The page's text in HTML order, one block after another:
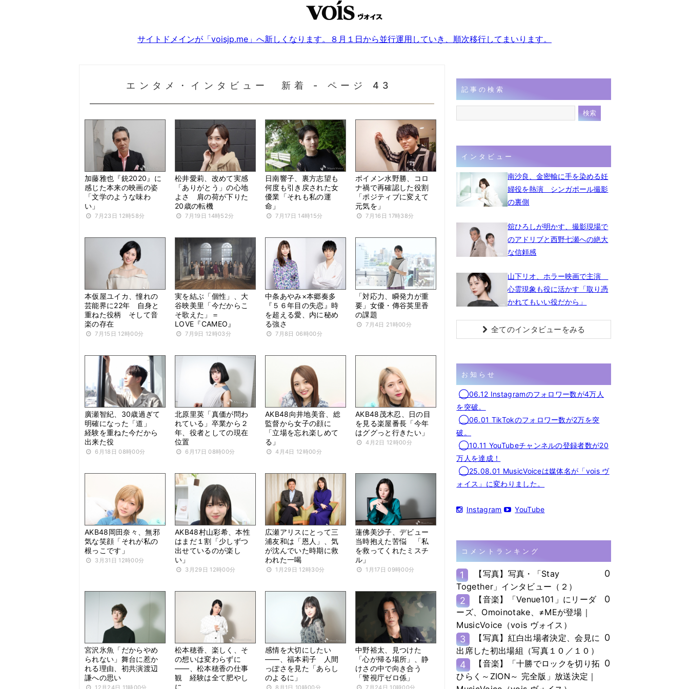
サイトドメインが「voisjp.me」へ新しくなります。８月１日から並行運用していき、順次移行してまいります。
エンタメ・インタビュー 新着 - ページ 43
加藤雅也『銃2020』に
感じた本来の映画の姿
「文学のような味わ
い」
7月23日 12時58分
松井愛莉、改めて実感
「ありがとう」の心地
よさ 肩の荷が下りた
20歳の転機
7月19日 14時52分
日南響子、裏方志望も
何度も引き戻された女
優業「それも私の運
命」
7月17日 14時15分
ボイメン水野勝、コロ
ナ禍で再確認した役割
「ポジティブに変えて
元気を」
7月16日 17時38分
本仮屋ユイカ、憧れの
芸能界に22年 自身と
重ねた役柄 そして音
楽の存在
7月15日 12時00分
実を結ぶ「個性」、大
谷映美里「今だからこ
そ歌えた」＝
LOVE『CAMEO』
7月9日 12時03分
中条あやみ×本郷奏多
『５６年目の失恋』時
を超える愛、内に秘め
る強さ
7月8日 06時00分
「対応力、瞬発力が重
要」女優・傳谷英里香
の課題
7月4日 21時00分
廣瀬智紀、30歳過ぎて
明確になった「道」
経験を重ねた今だから
出来た役
6月18日 08時00分
北原里英「真価が問わ
れている」卒業から２
年、役者としての現在
位置
6月17日 08時00分
AKB48向井地美音、総
監督から女子の顔に
「立場を忘れ楽しめて
る」
4月4日 12時00分
AKB48茂木忍、日の目
を見る楽屋番長「今年
はググっと行きたい」
4月2日 12時00分
AKB48岡田奈々、無邪
気な笑顔「それが私の
根っこです」
3月31日 12時00分
AKB48村山彩希、本性
はまだ１割「少しずつ
出せているのが楽し
い」
3月29日 12時00分
広瀬アリスにとって三
浦友和は「恩人」、気
が沈んでいた時期に救
われた一喝
1月29日 12時30分
蓮佛美沙子、デビュー
当時抱えた苦悩 「私
を救ってくれたミスチ
ル」
1月17日 09時00分
宮沢氷魚「だからやめ
られない」舞台に惹か
れる理由、初共演渡辺
謙への思い
12月24日 11時00分
松本穂香、楽しく、そ
の想いは変わらずに
――、松本穂香の仕事
観 経験は全て肥やし
に
感情を大切にしたい
――、福本莉子 人間
っぽさを見た「あらし
のよるに」
8月1日 10時00分
中野裕太、見つけた
「心が帰る場所」、静
けさの中で向き合う
「警視庁ゼロ係」
7月24日 10時00分
記事の検索
インタビュー
南沙良、金密輸に手を染める妊
婦役を熱演 シンガポール撮影
の裏側
舘ひろしが明かす、撮影現場で
のアドリブと西野七瀬への絶大
な信頼感
山下リオ、ホラー映画で主演
心霊現象も役に活かす「取り憑
かれてもいい役だから」
全てのインタビューをみる
お知らせ
◯06.12 Instagramのフォロワー数が4万人
を突破。
◯06.01 TikTokのフォロワー数が2万を突
破。
◯10.11 YouTubeチャンネルの登録者数が20
万人を達成！
◯25.08.01 MusicVoiceは媒体名が「vois ヴ
ォイス」に変わりました。
Instagram YouTube
コメントランキング
1
【写真】写真・「Stay
Together」インタビュー（２）
0
2
【音楽】「Venue101」にリーダ
ーズ、Omoinotake、≠MEが登場｜
MusicVoice（vois ヴォイス）
0
3
【写真】紅白出場者決定、会見に
出席した初出場組（写真１０／１０）
0
4
【音楽】「十勝でロックを切り拓
ひらく～ZION～ 完全版」放送決定｜
0